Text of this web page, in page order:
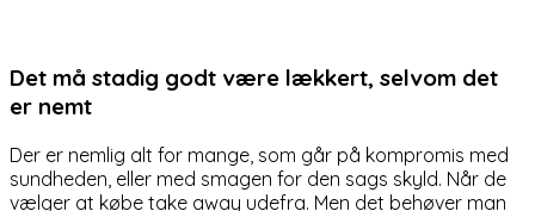
Det må stadig godt være lækkert, selvom det
er nemt
Der er nemlig alt for mange, som går på kompromis med
sundheden, eller med smagen for den sags skyld. Når de
vælger at købe take away udefra. Men det behøver man